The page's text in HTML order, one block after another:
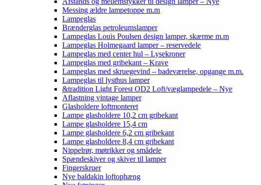
Messing ældre lampetoppe m.m
Lampeglas
Brænderglas petroleumslamper
Lampeglas Louis Poulsen design lamper, skærme m.m
Lampeglas Holmegaard lamper – reservedele
Lampeglas med center hul – Lysekroner
Lampeglas med gribekant – Krave
Lampeglas med skruegevind – badeværelse, opgange m.m.
Lampeglas til lysthus lamper
&tradition Light Forest OD2 Loft/væglampedele – Nye
Aflastning vintage lamper
Glasholdere loftmonteret
Lampe glasholdere 10,2 cm gribekant
Lampe glasholdere 15,4 cm
Lampe glasholdere 6,2 cm gribekant
Lampe glasholdere 8,4 cm gribekant
Nippelrør, møtrikker og smådele
Spændeskiver og skiver til lamper
Fingerskruer
Nye baldakin loftophæng